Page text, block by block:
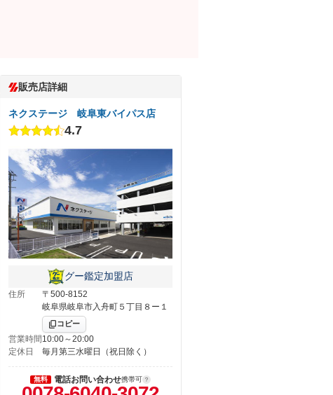
販売店詳細
ネクステージ 岐阜東バイパス店
4.7
グー鑑定加盟店
住所
〒500-8152
岐阜県岐阜市入舟町５丁目８ー１
コピー
営業時間10:00～20:00
定休日
毎月第三水曜日（祝日除く）
無料 電話お問い合わせ携帯可